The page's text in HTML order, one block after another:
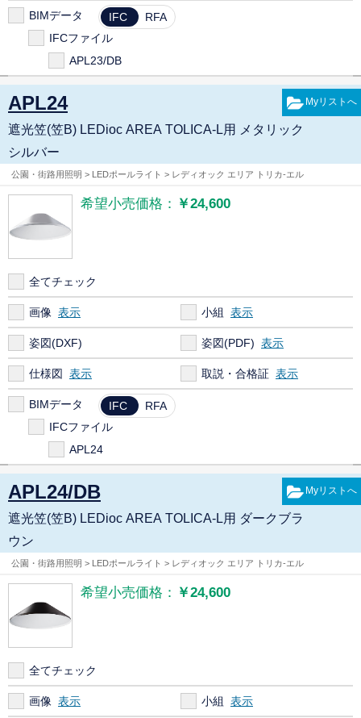
BIMデータ IFC
RFA
IFCファイル
APL23/DB
APL24
遮光笠(笠B) LEDioc AREA TOLICA-L用 メタリック
シルバー
公園・街路用照明 > LEDポールライト > レディオック エリア トリカ-エル
希望小売価格： ￥24,600
全てチェック
画像 小組
姿図(DXF) 姿図(PDF)
仕様図 取説・合格証
BIMデータ IFC
RFA
IFCファイル
APL24
APL24/DB
遮光笠(笠B) LEDioc AREA TOLICA-L用 ダークブラ
ウン
公園・街路用照明 > LEDポールライト > レディオック エリア トリカ-エル
希望小売価格： ￥24,600
全てチェック
画像 小組